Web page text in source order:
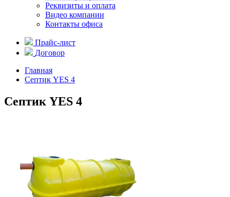
Реквизиты и оплата
Видео компании
Контакты офиса
Прайс-лист
Договор
Главная
Септик YES 4
Септик YES 4